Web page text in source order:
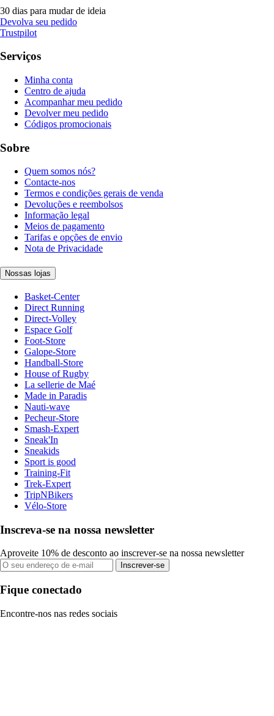
30 dias para mudar de ideia
Devolva seu pedido
Trustpilot
Serviços
Minha conta
Centro de ajuda
Acompanhar meu pedido
Devolver meu pedido
Códigos promocionais
Sobre
Quem somos nós?
Contacte-nos
Termos e condições gerais de venda
Devoluções e reembolsos
Informação legal
Meios de pagamento
Tarifas e opções de envio
Nota de Privacidade
Nossas lojas
Basket-Center
Direct Running
Direct-Volley
Espace Golf
Foot-Store
Galope-Store
Handball-Store
House of Rugby
La sellerie de Maé
Made in Paradis
Nauti-wave
Pecheur-Store
Smash-Expert
Sneak'In
Sneakids
Sport is good
Training-Fit
Trek-Expert
TripNBikers
Vélo-Store
Inscreva-se na nossa newsletter
Aproveite 10% de desconto ao inscrever-se na nossa newsletter
Inscrever-se
Fique conectado
Encontre-nos nas redes sociais